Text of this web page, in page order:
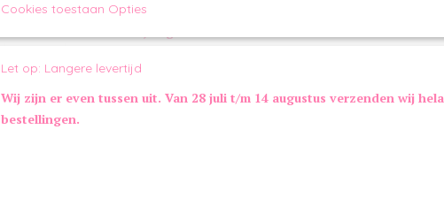
Little Rascals Pluche Speelring Koe
Deze schattige Pluche Speelring Koe is speciaal ontwikkeld
hondjes. De koe is gemaakt van zacht pluche met een
pastelkleuren die helemaal bij jouw kleine viervoeter passen!
ring en het compacte formaat is de speelring perfect om
Cookies toestaan Opties
Let op: Langere levertijd
Wij zijn er even tussen uit. Van 28 juli t/m 14 augustus verzenden wij
bestellingen.